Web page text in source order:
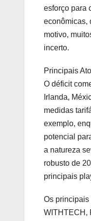
esforço para
econômicas,
motivo,
incerto.
Principais
O déficit
Irlanda,
medidas
exemplo,
potencial
a natureza
robusto de
principais
Os principais
WITHTECH,